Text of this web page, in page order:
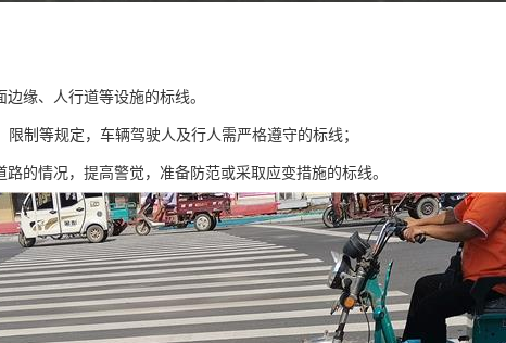
缘、人行道等设施的标线。
制等规定，车辆驾驶人及行人需严格遵守的标线；
的情况，提高警觉，准备防范或采取应变措施的标线。